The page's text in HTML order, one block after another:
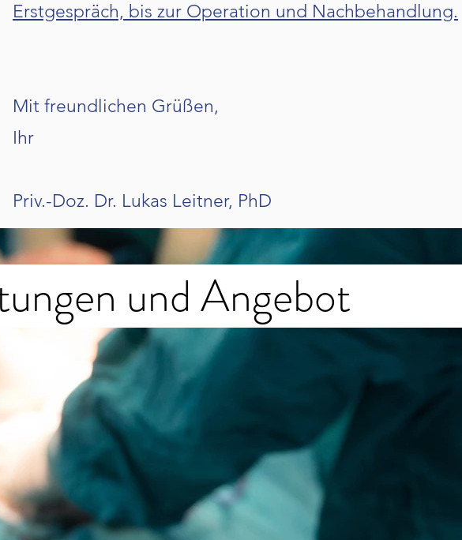
Erstgespräch, bis zur Operation und Nachbehandlung.
Mit freundlichen Grüßen,
Ihr
Priv.-Doz. Dr. Lukas Leitner, PhD
und Angebot